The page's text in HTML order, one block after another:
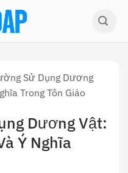
Sử Dụng Dương
Trong Tôn Giáo
Dương Vật:
Ý Nghĩa